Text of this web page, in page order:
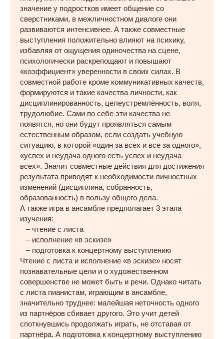
значение у подростков имеет общение со
сверстниками, в межличностном диалоге они
развиваются интенсивнее. А также совместные
выступления положительно влияют на психику,
избавляя от ощущения одиночества на сцене,
психологически раскрепощают и повышают
«коэффициент» уверенности в своих силах. В
совместной работе кроме коммуникативных качеств,
формируются и такие качества личности, как
дисциплинированность, целеустремлённость, воля,
трудолюбие. Сами по себе эти качества не
появятся, но они будут проявляться самым
естественным образом, если создать учебную
ситуацию, в которой «один за всех и все за одного»,
«успех и неудача одного есть успех и неудача
всех». Значит совместные действия для достижения
результата приводят к необходимости личностных
изменений (дисциплина, собранность,
образованность) в пользу общего дела.
А также игра в ансамбле предполагает 3 этапа
изучения:
– чтение с листа
– исполнение «в эскизе»
– подготовка к концертному выступлению
Чтение с листа и исполнение «в эскизе» носят
познавательные цели и о художественном
совершенстве не может быть и речи. Однако читать
с листа пианистам, играющим в ансамбле,
значительно труднее: малейшая неточность одного
из партнёров сбивает другого. Это учит детей
споткнувшись продолжать играть, не отставая от
партнёра. А подготовка к концертному выступлению